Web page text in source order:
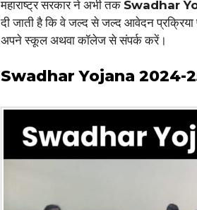
महाराष्ट्र सरकार ने अभी तक Swadhar
दी जाती है कि वे जल्द से जल्द आवेदन
अपने स्कूल अथवा कॉलेज से संपर्क करें।
Swadhar Yojana 2024-25